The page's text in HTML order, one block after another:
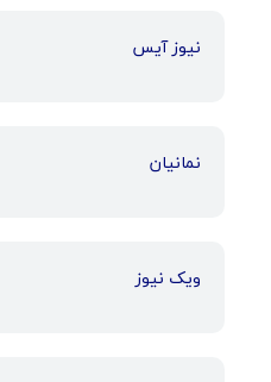
نیوز آیس
نمانیان
ویک نیوز